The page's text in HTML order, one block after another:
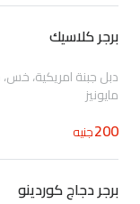
برجر كلاسيك
دبل جبنة امريكية،
مايونيز
200جنيه
برجر دجاج كوردينو